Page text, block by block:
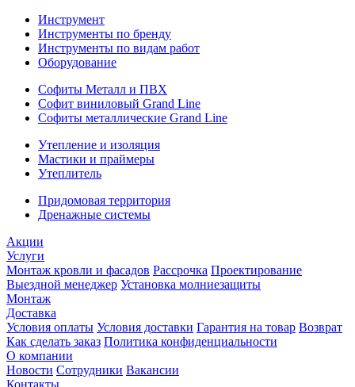
Инструмент
Инструменты по бренду
Инструменты по видам работ
Оборудование
Софиты Металл и ПВХ
Софит виниловый Grand Line
Софиты металлические Grand Line
Утепление и изоляция
Мастики и праймеры
Утеплитель
Придомовая территория
Дренажные системы
Акции
Услуги
Монтаж кровли и фасадов Рассрочка Проектирование
Выездной менеджер Установка молниезащиты
Монтаж
Доставка
Условия оплаты Условия доставки Гарантия на товар Возврат
Как сделать заказ Политика конфиденциальности
О компании
Новости Сотрудники Вакансии
Контакты